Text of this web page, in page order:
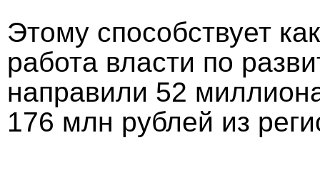
Этому способствует
работа власти по
направили 52
176 млн рублей из